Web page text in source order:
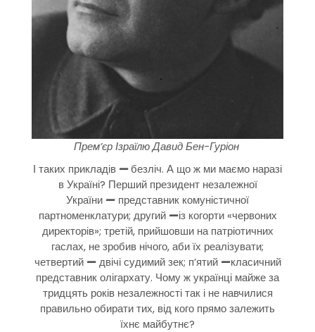
Прем’єр Ізраїлю Давид Бен-Гуріон
І таких прикладів —безліч. А що ж ми маємо наразі
в Україні? Перший президент незалежної
України — представник комуністичної
партноменклатури; другий —із когорти «червоних
директорів»; третій, прийшовши на патріотичних
гаслах, не зробив нічого, аби їх реалізувати;
четвертий —двічі судимий зек; п’ятий —класичний
представник олігархату. Чому ж українці майже за
тридцять років незалежності так і не навчилися
правильно обирати тих, від кого прямо залежить
їхнє майбутнє?